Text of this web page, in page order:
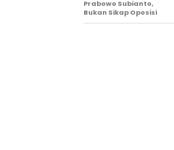
Prabowo Subianto,
Bukan Sikap Oposisi